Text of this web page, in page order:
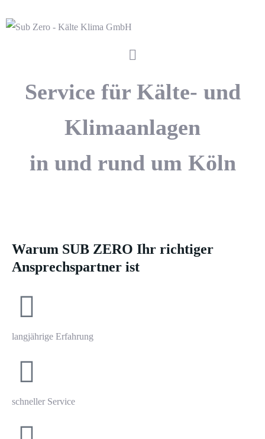
Service für Kälte- und
Klimaanlagen
in und rund um Köln
Warum SUB ZERO Ihr richtiger
Ansprechspartner ist
langjährige Erfahrung
schneller Service